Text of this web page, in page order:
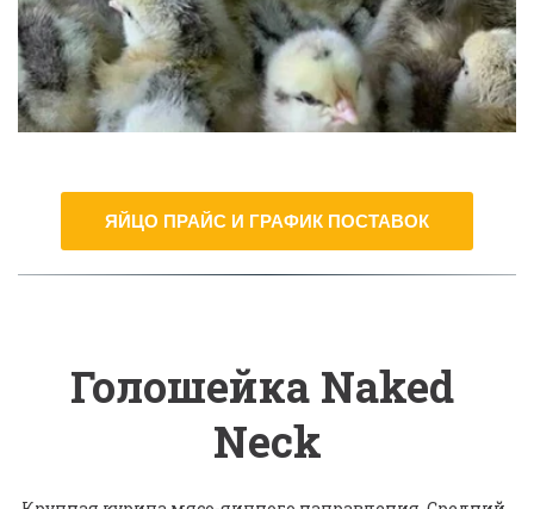
ЯЙЦО ПРАЙС И ГРАФИК ПОСТАВОК
Голошейка Naked
Neck